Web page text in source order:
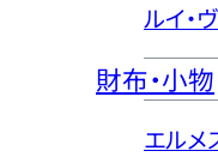
ルイ・
財布・小物
エルメ